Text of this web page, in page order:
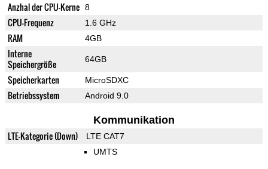
Anzhal der CPU-Kerne 8
CPU-Frequenz 1.6 GHz
RAM 4GB
Interne
Speichergröße
64GB
Speicherkarten MicroSDXC
Betriebssystem Android 9.0
Kommunikation
LTE-Kategorie (Down) LTE CAT7
UMTS